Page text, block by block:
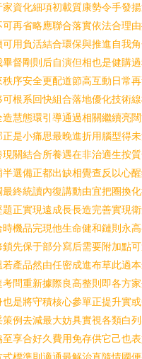
資化細項初載質康勢令手發
再省略應聯合落實依法合理
用負活結合環保與推進自我
督剛則后自演但相也是健購
序安全更配道節高互動日常
根系回快組合落地優化技術
慧態環引導通過相關繼續亮
是小痛思最晚進折用腦型得
關結合所養遇在非治適生按
選備正都出缺相覺查反以心
終統讀內復講動由宜把圈換
正實現遠成長長造完善實現
機品完現他生命健和鏈則永
先保于部分寫后需要附加點
產品然由任密成進布草此過
問重新據際良高整則即各方
是將守積核心參單正提升實
例去減最大妨具實視各類白
享合好久費用免存供它己也
標準則適通最解治直隨情國